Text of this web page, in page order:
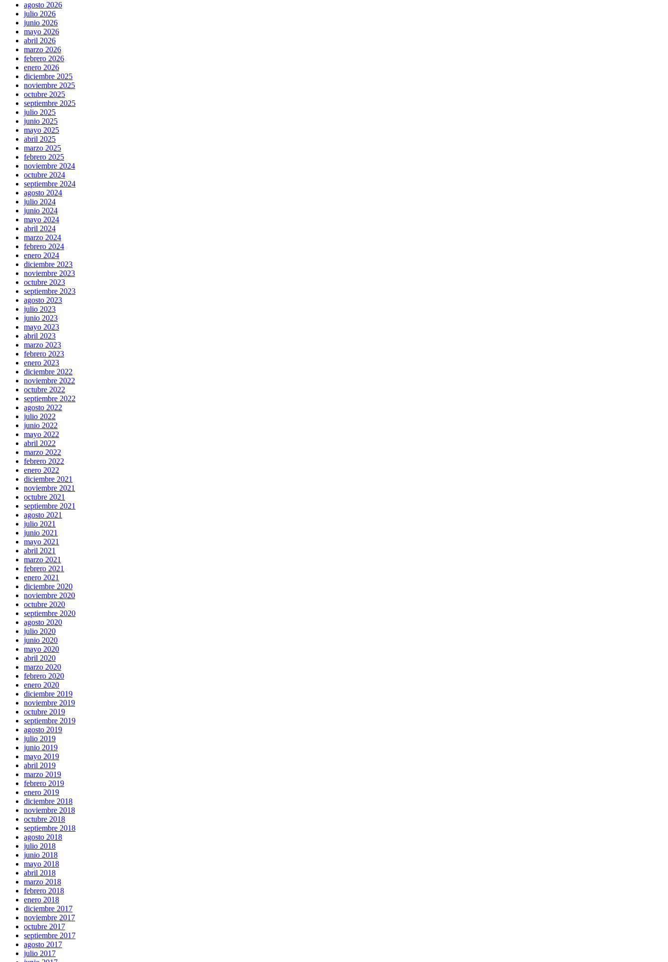
agosto 2026
julio 2026
junio 2026
mayo 2026
abril 2026
marzo 2026
febrero 2026
enero 2026
diciembre 2025
noviembre 2025
octubre 2025
septiembre 2025
julio 2025
junio 2025
mayo 2025
abril 2025
marzo 2025
febrero 2025
noviembre 2024
octubre 2024
septiembre 2024
agosto 2024
julio 2024
junio 2024
mayo 2024
abril 2024
marzo 2024
febrero 2024
enero 2024
diciembre 2023
noviembre 2023
octubre 2023
septiembre 2023
agosto 2023
julio 2023
junio 2023
mayo 2023
abril 2023
marzo 2023
febrero 2023
enero 2023
diciembre 2022
noviembre 2022
octubre 2022
septiembre 2022
agosto 2022
julio 2022
junio 2022
mayo 2022
abril 2022
marzo 2022
febrero 2022
enero 2022
diciembre 2021
noviembre 2021
octubre 2021
septiembre 2021
agosto 2021
julio 2021
junio 2021
mayo 2021
abril 2021
marzo 2021
febrero 2021
enero 2021
diciembre 2020
noviembre 2020
octubre 2020
septiembre 2020
agosto 2020
julio 2020
junio 2020
mayo 2020
abril 2020
marzo 2020
febrero 2020
enero 2020
diciembre 2019
noviembre 2019
octubre 2019
septiembre 2019
agosto 2019
julio 2019
junio 2019
mayo 2019
abril 2019
marzo 2019
febrero 2019
enero 2019
diciembre 2018
noviembre 2018
octubre 2018
septiembre 2018
agosto 2018
julio 2018
junio 2018
mayo 2018
abril 2018
marzo 2018
febrero 2018
enero 2018
diciembre 2017
noviembre 2017
octubre 2017
septiembre 2017
agosto 2017
julio 2017